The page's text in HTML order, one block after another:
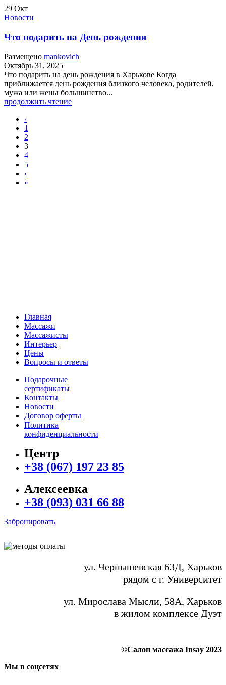
29 Окт
Новости
Что подарить на День рождения
Размещено mankovich
Октябрь 31, 2025
Что подарить на день рождения в Харькове Когда
приближается день рождения близкого человека, родителей,
мужа или жены большинство...
продолжить чтение
‹
1
2
3
4
5
›
»
Главная
Массажи
Массажисты
Интерьер
Цены
Вопросы и ответы
Подарочные
сертификаты
Контакты
Новости
Договор оферты
Политика
конфиденциальности
Центр
+38 (067) 197 23 85
Алексеевка
+38 (093) 031 66 88
Забронировать
ул. Чернышевская 63Д, Харьков
рядом с г. Университет
ул. Мирослава Мысли, 58А, Харьков
в жилом комплексе Дуэт
©Салон массажа Insay 2023
Мы в соцсетях